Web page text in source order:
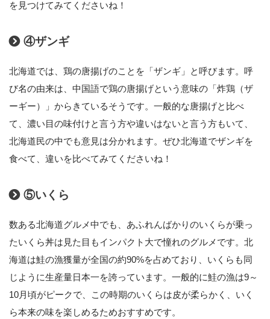
を見つけてみてくださいね！
④ザンギ
北海道では、鶏の唐揚げのことを「ザンギ」と呼びます。呼
び名の由来は、中国語で鶏の唐揚げという意味の「炸鶏（ザ
ーギー）」からきているそうです。一般的な唐揚げと比べ
て、濃い目の味付けと言う方や違いはないと言う方もいて、
北海道民の中でも意見は分かれます。ぜひ北海道でザンギを
食べて、違いを比べてみてくださいね！
⑤いくら
数ある北海道グルメ中でも、あふれんばかりのいくらが乗っ
たいくら丼は見た目もインパクト大で憧れのグルメです。北
海道は鮭の漁獲量が全国の約90%を占めており、いくらも同
じように生産量日本一を誇っています。一般的に鮭の漁は9～
10月頃がピークで、この時期のいくらは皮が柔らかく、いく
ら本来の味を楽しめるためおすすめです。